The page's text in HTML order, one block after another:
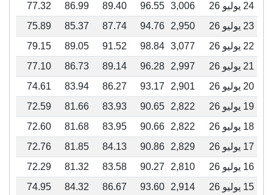
24 يوليو 26
3,006
96.55
89.40
86.99
77.32
23 يوليو 26
2,950
94.76
87.74
85.37
75.89
22 يوليو 26
3,077
98.84
91.52
89.05
79.15
21 يوليو 26
2,997
96.28
89.14
86.73
77.10
20 يوليو 26
2,901
93.17
86.27
83.94
74.61
19 يوليو 26
2,822
90.65
83.93
81.66
72.59
18 يوليو 26
2,822
90.66
83.95
81.68
72.60
17 يوليو 26
2,829
90.86
84.13
81.85
72.76
16 يوليو 26
2,810
90.27
83.58
81.32
72.29
15 يوليو 26
2,914
93.60
86.67
84.32
74.95